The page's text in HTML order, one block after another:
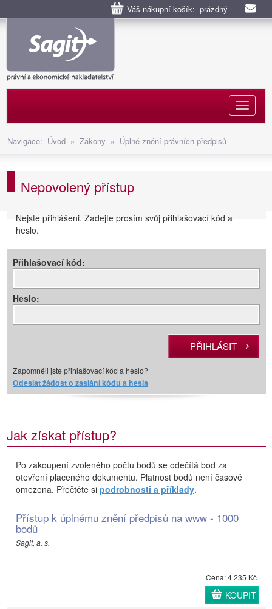
Váš nákupní košík: prázdný
Navigace: Úvod » Zákony » Úplné znění právních předpisů
Nepovolený přístup
Nejste přihlášeni. Zadejte prosím svůj přihlašovací kód a
heslo.
Přihlašovací kód:
Heslo:
Zapomněli jste přihlašovací kód a heslo?
Odeslat žádost o zaslání kódu a hesla
Jak získat přístup?
Po zakoupení zvoleného počtu bodů se odečítá bod za
otevření placeného dokumentu. Platnost bodů není časově
omezena. Přečtěte si podrobnosti a příklady.
Přístup k úplnému znění předpisů na www - 1000
bodů
Sagit, a. s.
Cena: 4 235 Kč
KOUPIT